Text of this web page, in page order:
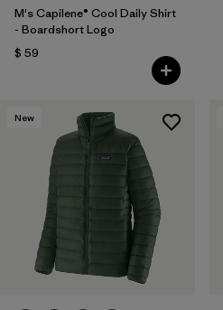
M's Capilene® Cool Daily Shirt
- Boardshort Logo
$ 59
New